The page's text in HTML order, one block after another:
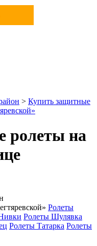
> Купить защитные
ролеты на
Ролеты
Ролеты Шулявка
Ролеты Татарка Ролеты